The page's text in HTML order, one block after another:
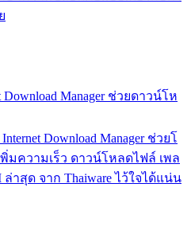
Manager ช่วยดาวน์โห
Download Manager ช่วยโ
มความเร็ว ดาวน์โหลดไฟล์ เพล
าสุด จาก Thaiware ไว้ใจได้แน่น